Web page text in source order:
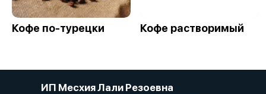
Кофе по-турецки Кофе растворимый
ИП Месхия Лали Резоевна